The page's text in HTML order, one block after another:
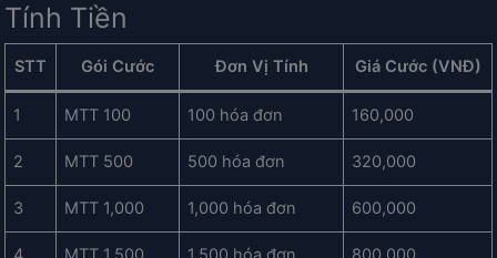
Tính Tiền
STT Gói Cước Đơn Vị Tính Giá Cước (VNĐ)
1 MTT 100 100 hóa đơn 160,000
2 MTT 500 500 hóa đơn 320,000
3 MTT 1,000 1,000 hóa đơn 600,000